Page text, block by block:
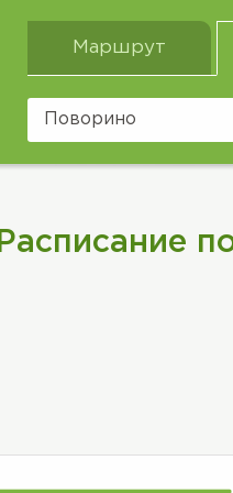
Маршрут
Расписание